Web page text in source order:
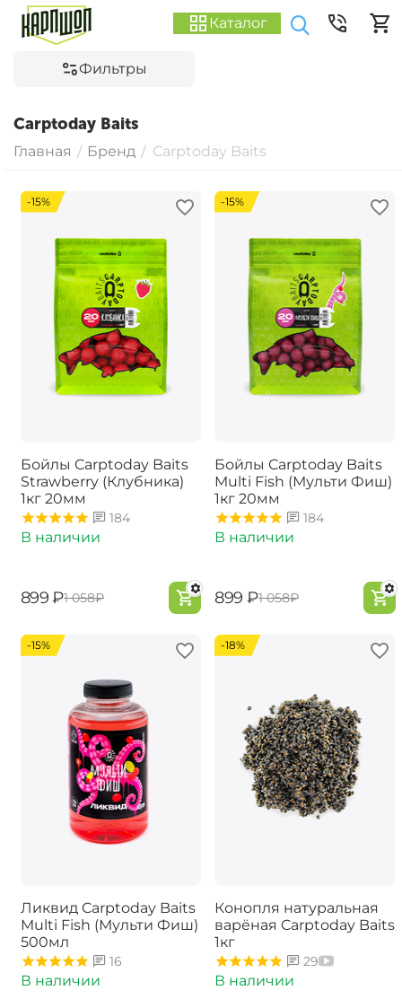
Каталог
Фильтры
Carptoday Baits
Главная / Бренд / Carptoday Baits
-15%
Бойлы Carptoday Baits
Strawberry (Клубника)
1кг 20мм
184
В наличии
‍899‍ ₽‍1 058‍₽
-15%
Бойлы Carptoday Baits
Multi Fish (Мульти Фиш)
1кг 20мм
184
В наличии
‍899‍ ₽‍1 058‍₽
-15%
Ликвид Carptoday Baits
Multi Fish (Мульти Фиш)
500мл
16
В наличии
-18%
Конопля натуральная
варёная Carptoday Baits
1кг
29
В наличии